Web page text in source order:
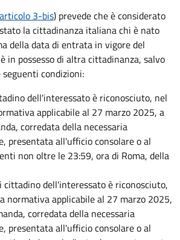
articolo 3-bis) prevede cheèconsiderato
la cittadinanza italiana chi è nato
della data di entrata in vigore del
in possesso di altra cittadinanza, salvo
condizioni:
dell'interessato è riconosciuto, nel
applicabile al 27 marzo 2025, a
corredata della necessaria
presentata all'ufficio consolare o al
non oltre le 23:59, ora di Roma, della
cittadino dell'interessato è riconosciuto,
normativa applicabile al 27 marzo 2025,
corredata della necessaria
presentata all'ufficio consolare o al